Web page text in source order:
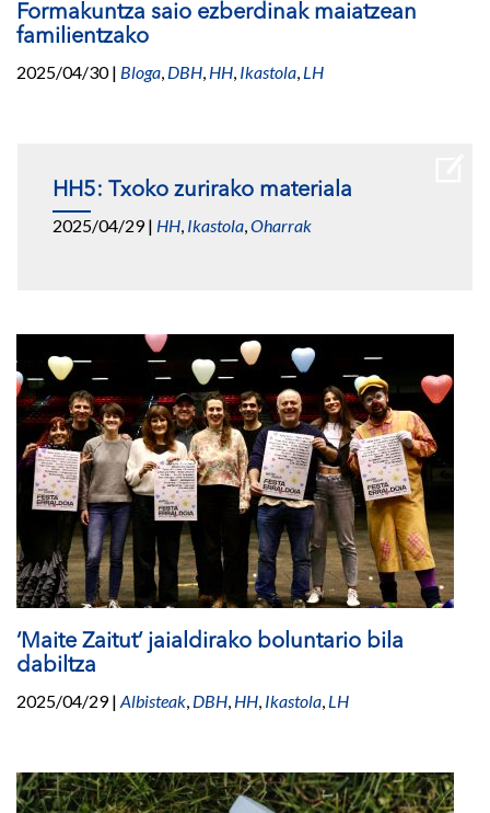
Formakuntza saio ezberdinak maiatzean
familientzako
2025/04/30| Bloga, DBH, HH, Ikastola, LH
HH5: Txoko zurirako materiala
2025/04/29| HH, Ikastola,Oharrak
‘Maite Zaitut’ jaialdirako boluntario bila
dabiltza
2025/04/29| Albisteak, DBH, HH, Ikastola, LH